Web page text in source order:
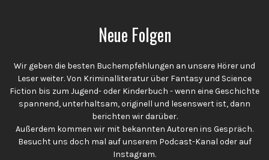
Neue Folgen
Wir geben die besten Buchempfehlungen an unsere Hörer und
Leser weiter. Von Kriminalliteratur über Fantasy und Science
Fiction bis zum Jugend- oder Kinderbuch - wenn eine Geschichte
spannend, unterhaltsam, originell und lesenswert ist, dann
berichten wir darüber.
Außerdem kommen wir mit bekannten Autoren ins Gespräch.
Besucht uns doch mal auf unserem Podcast-Kanal oder auf
Instagram.